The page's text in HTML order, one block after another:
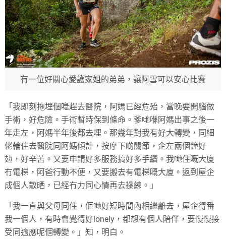
有一位好關心愛護家姐的弟弟，讓阿雪可以安心比賽
「我即刻拖埋個喼趕去醫院，阿媽已經危殆，當晚要開腦做
手術，好危險。手術暫時保到條命。爹哋喺阿媽出事之後一
年走左，阿媽半年後都去埋。那幾年對我有好大轉變，同細
佬輪住去醫院同阿媽傾計，按摩下啲關節，企左兩個鐘好
攰，好辛苦。又要申請好多服務搞好多手續。我哋住嘅大廈
冇電梯，阿爸行動不便，又要搬去有電梯嘅大廈。返到屋企
成個人散晒，已經冇力同心情再去操練。」
「我一直與父母同住，佢哋好短時間內相繼離去，屋企得番
我一個人，有時會覺得好lonely，都想有個人陪伴，要慢慢接
受同適應呢個轉變。」知，明白。